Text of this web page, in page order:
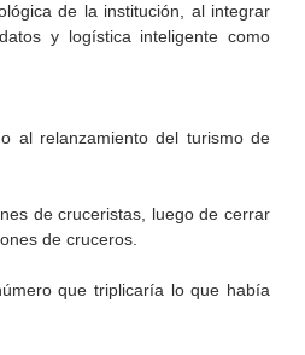
de la institución, al integrar
y logística inteligente como
al relanzamiento del turismo de
de cruceristas, luego de cerrar
de cruceros.
que triplicaría lo que había